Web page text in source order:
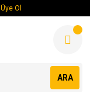
Üye Ol
ARA